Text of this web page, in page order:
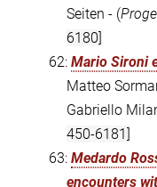
Seiten - (
6180]
62: Mario Sironi
Matteo
Gabriello
450-6181]
63: Medardo
encounters